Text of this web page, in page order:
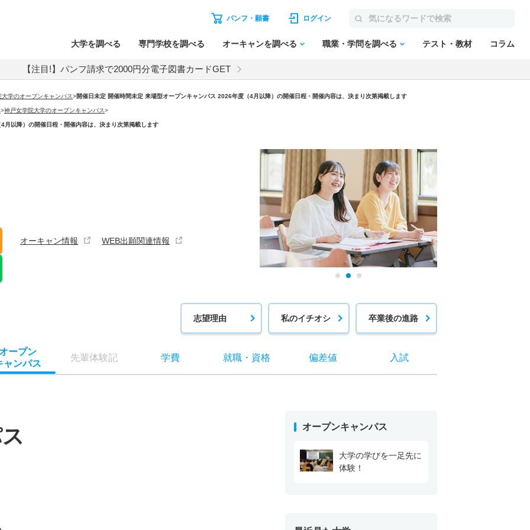
パンフ・願書 ログイン
大学を調べる 専門学校を調べる オーキャンを調べる 職業・学問を調べる テスト・教材 コラム
【注目!】パンフ請求で2000円分電子図書カードGET
学のオープンキャンパス>開催日未定 開催時間未定 来場型オープンキャンパス 2026年度（4月以降）の開催日程・開催内容は、決まり次第掲載します
>神戸女学院大学のオープンキャンパス>
以降）の開催日程・開催内容は、決まり次第掲載します
オーキャン情報 WEB出願関連情報
志望理由 私のイチオシ 卒業後の進路
ープン
ャンパス
先輩体験記 学費 就職・ 資格 偏差値 入試
オープンキャンパス
大学の学びを一足先に
体験！